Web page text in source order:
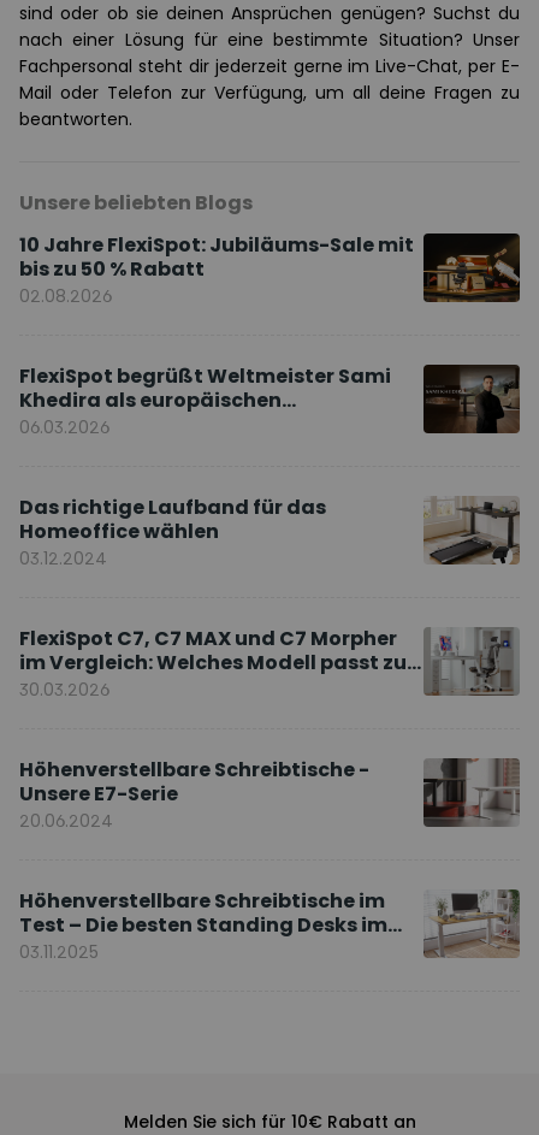
sind oder ob sie deinen Ansprüchen genügen? Suchst du
nach einer Lösung für eine bestimmte Situation? Unser
Fachpersonal steht dir jederzeit gerne im Live-Chat, per E-
Mail oder Telefon zur Verfügung, um all deine Fragen zu
beantworten.
Unsere beliebten Blogs
10 Jahre FlexiSpot: Jubiläums-Sale mit
bis zu 50 % Rabatt
02.08.2026
FlexiSpot begrüßt Weltmeister Sami
Khedira als europäischen
Markenbotschafter
06.03.2026
Das richtige Laufband für das
Homeoffice wählen
03.12.2024
FlexiSpot C7, C7 MAX und C7 Morpher
im Vergleich: Welches Modell passt zu
Ihnen?
30.03.2026
Höhenverstellbare Schreibtische -
Unsere E7-Serie
20.06.2024
Höhenverstellbare Schreibtische im
Test – Die besten Standing Desks im
Vergleich
03.11.2025
Melden Sie sich für 10€ Rabatt an